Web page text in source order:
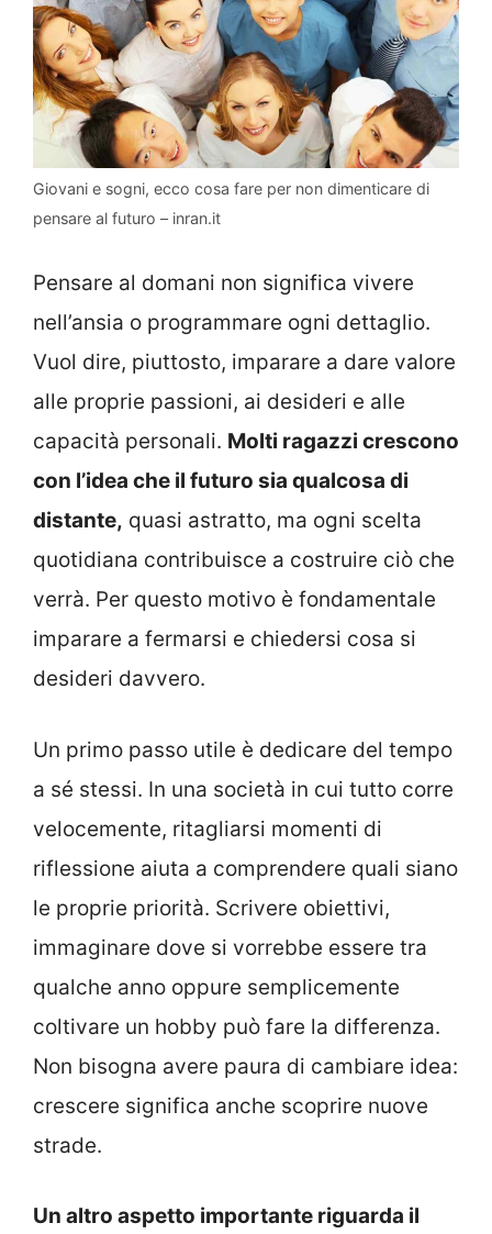
Giovani e sogni, ecco cosa fare per non dimenticare di
pensare al futuro – inran.it
Pensare al domani non significa vivere
nell’ansia o programmare ogni dettaglio.
Vuol dire, piuttosto, imparare a dare valore
alle proprie passioni, ai desideri e alle
capacità personali. Molti ragazzi crescono
con l’idea che il futuro sia qualcosa di
distante, quasi astratto, ma ogni scelta
quotidiana contribuisce a costruire ciò che
verrà. Per questo motivo è fondamentale
imparare a fermarsi e chiedersi cosa si
desideri davvero.
Un primo passo utile è dedicare del tempo
a sé stessi. In una società in cui tutto corre
velocemente, ritagliarsi momenti di
riflessione aiuta a comprendere quali siano
le proprie priorità. Scrivere obiettivi,
immaginare dove si vorrebbe essere tra
qualche anno oppure semplicemente
coltivare un hobby può fare la differenza.
Non bisogna avere paura di cambiare idea:
crescere significa anche scoprire nuove
strade.
Un altro aspetto importante riguarda il